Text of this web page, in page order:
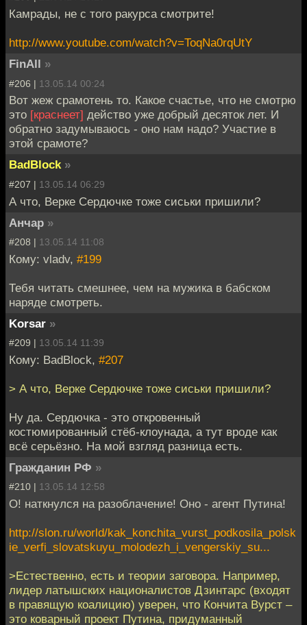
Камрады, не с того ракурса смотрите!
http://www.youtube.com/watch?v=ToqNa0rqUtY
FinAll »
#206 | 13.05.14 00:24
Вот жеж срамотень то. Какое счастье, что не смотрю
это [краснеет] действо уже добрый десяток лет. И
обратно задумываюсь - оно нам надо? Участие в
этой срамоте?
BadBlock »
#207 | 13.05.14 06:29
А что, Верке Сердючке тоже сиськи пришили?
Анчар »
#208 | 13.05.14 11:08
Кому: vladv, #199
Тебя читать смешнее, чем на мужика в бабском
наряде смотреть.
Korsar »
#209 | 13.05.14 11:39
Кому: BadBlock, #207
> А что, Верке Сердючке тоже сиськи пришили?
Ну да. Сердючка - это откровенный
костюмированный стёб-клоунада, а тут вроде как
всё серьёзно. На мой взгляд разница есть.
Гражданин РФ »
#210 | 13.05.14 12:58
О! наткнулся на разоблачение! Оно - агент Путина!
http://slon.ru/world/kak_konchita_vurst_podkosila_polsk
ie_verfi_slovatskuyu_molodezh_i_vengerskiy_su...
>Естественно, есть и теории заговора. Например,
лидер латышских националистов Дзинтарс (входят
в правящую коалицию) уверен, что Кончита Вурст –
это коварный проект Путина, придуманный